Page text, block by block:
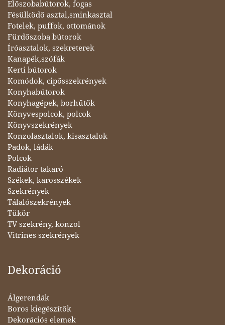
Előszobabútorok, fogas
Fésülködő asztal,sminkasztal
Fotelek, puffok, ottománok
Fürdőszoba bútorok
Íróasztalok, szekreterek
Kanapék,szófák
Kerti bútorok
Komódok, cipősszekrények
Konyhabútorok
Konyhagépek, borhűtők
Könyvespolcok, polcok
Könyvszekrények
Konzolasztalok, kisasztalok
Padok, ládák
Polcok
Radiátor takaró
Székek, karosszékek
Szekrények
Tálalószekrények
Tükör
TV szekrény, konzol
Vitrines szekrények
Dekoráció
Álgerendák
Boros kiegészítők
Dekorációs elemek